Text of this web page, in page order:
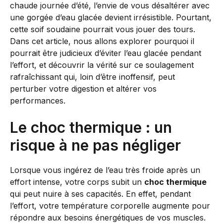
chaude journée d’été, l’envie de vous désaltérer avec
une gorgée d’eau glacée devient irrésistible. Pourtant,
cette soif soudaine pourrait vous jouer des tours.
Dans cet article, nous allons explorer pourquoi il
pourrait être judicieux d’éviter l’eau glacée pendant
l’effort, et découvrir la vérité sur ce soulagement
rafraîchissant qui, loin d’être inoffensif, peut
perturber votre digestion et altérer vos
performances.
Le choc thermique : un
risque à ne pas négliger
Lorsque vous ingérez de l’eau très froide après un
effort intense, votre corps subit un choc thermique
qui peut nuire à ses capacités. En effet, pendant
l’effort, votre température corporelle augmente pour
répondre aux besoins énergétiques de vos muscles.